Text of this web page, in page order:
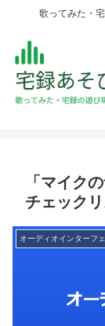
歌ってみた・
「マイク
チェックリ
オーディオインターフ